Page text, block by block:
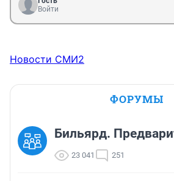
Войти
Новости СМИ2
ФОРУМЫ
Бильярд.
23 041 251